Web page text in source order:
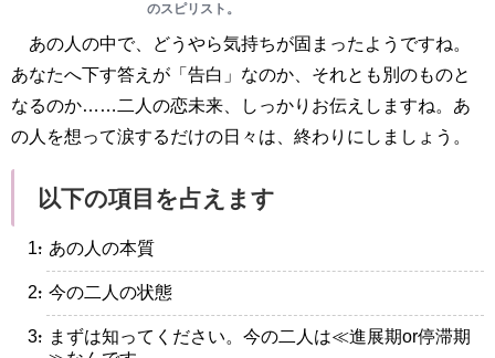
のスピリスト。
あの人の中で、どうやら気持ちが固まったようですね。
あなたへ下す答えが「告白」なのか、それとも別のものと
なるのか……二人の恋未来、しっかりお伝えしますね。あ
の人を想って涙するだけの日々は、終わりにしましょう。
以下の項目を占えます
・あの人の本質
・今の二人の状態
・まずは知ってください。今の二人は≪進展期or停滞期